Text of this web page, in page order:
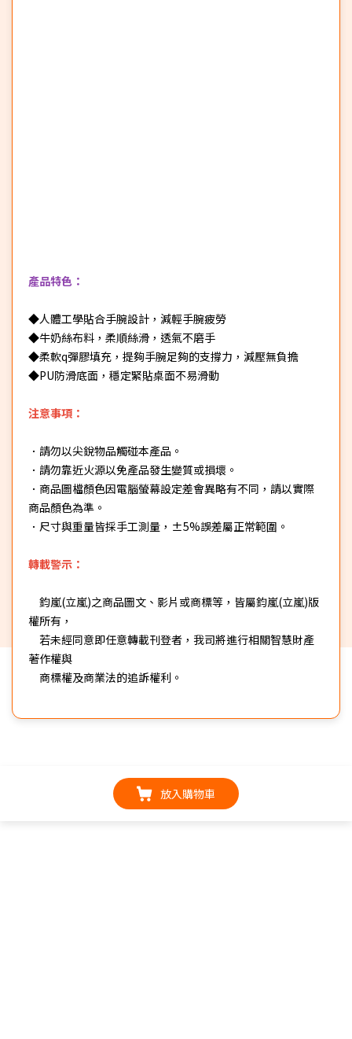
產品特色：
◆人體工學貼合手腕設計，減輕手腕疲勞
◆牛奶絲布料，柔順絲滑，透氣不磨手
◆柔軟q彈膠填充，提夠手腕足夠的支撐力，減壓無負擔
◆PU防滑底面，穩定緊貼桌面不易滑動
注意事項：
．請勿以尖銳物品觸碰本產品。
．請勿靠近火源以免產品發生變質或損壞。
．商品圖檔顏色因電腦螢幕設定差會異略有不同，請以實際
商品顏色為準。
．尺寸與重量皆採手工測量，±5%誤差屬正常範圍。
轉載警示：
鈞嵐(立嵐)之商品圖文、影片或商標等，皆屬鈞嵐(立嵐)版
權所有，
若未經同意即任意轉載刊登者，我司將進行相關智慧財產
著作權與
商標權及商業法的追訴權利。
放入購物車